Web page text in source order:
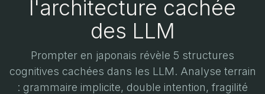
l'architecture cachée
des LLM
Prompter en japonais révèle 5 structures
cognitives cachées dans les LLM. Analyse terrain
: grammaire implicite, double intention, fragilité